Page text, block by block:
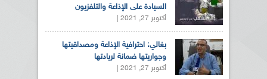
السيادة على الإذاعة والتلفزيون
أكتوبر 27, 2021 |
بغالي: احترافية الإذاعة ومصداقيتها
وجواريتها ضمانة لريادتها
أكتوبر 27, 2021 |